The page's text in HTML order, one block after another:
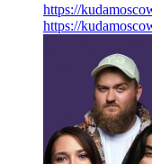
https://
https://